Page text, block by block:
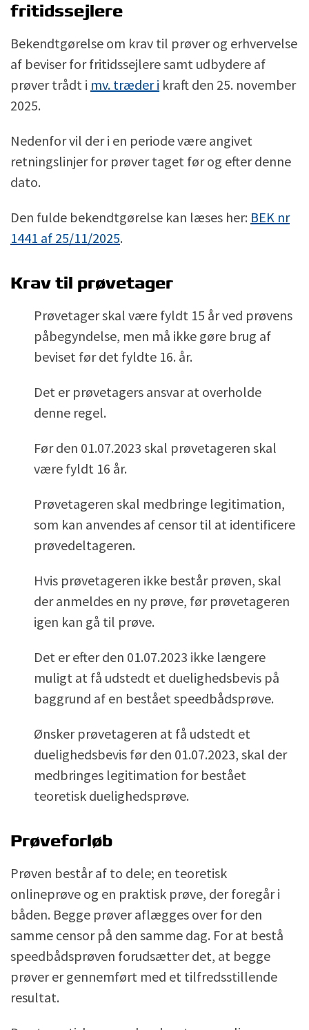
fritidssejlere
Bekendtgørelse om krav til prøver og erhvervelse
af beviser for fritidssejlere samt udbydere af
prøver trådt i mv. træder i kraft den 25. november
2025.
Nedenfor vil der i en periode være angivet
retningslinjer for prøver taget før og efter denne
dato.
Den fulde bekendtgørelse kan læses her: BEK nr
1441 af 25/11/2025.
Krav til prøvetager
Prøvetager skal være fyldt 15 år ved prøvens
påbegyndelse, men må ikke gøre brug af
beviset før det fyldte 16. år.
Det er prøvetagers ansvar at overholde
denne regel.
Før den 01.07.2023 skal prøvetageren skal
være fyldt 16 år.
Prøvetageren skal medbringe legitimation,
som kan anvendes af censor til at identificere
prøvedeltageren.
Hvis prøvetageren ikke består prøven, skal
der anmeldes en ny prøve, før prøvetageren
igen kan gå til prøve.
Det er efter den 01.07.2023 ikke længere
muligt at få udstedt et duelighedsbevis på
baggrund af en bestået speedbådsprøve.
Ønsker prøvetageren at få udstedt et
duelighedsbevis før den 01.07.2023, skal der
medbringes legitimation for bestået
teoretisk duelighedsprøve.
Prøveforløb
Prøven består af to dele; en teoretisk
onlineprøve og en praktisk prøve, der foregår i
båden. Begge prøver aflægges over for den
samme censor på den samme dag. For at bestå
speedbådsprøven forudsætter det, at begge
prøver er gennemført med et tilfredsstillende
resultat.